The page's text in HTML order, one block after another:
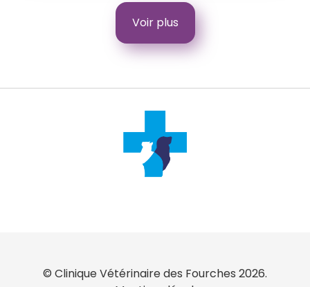
Voir plus
© Clinique Vétérinaire des Fourches 2026.